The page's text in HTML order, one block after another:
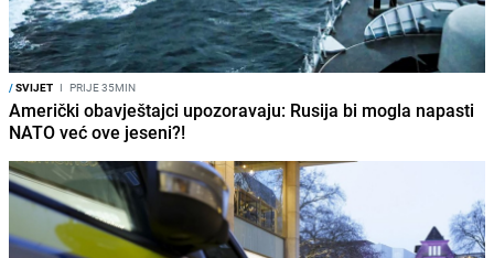
/SVIJET I PRIJE 35MIN
Američki obavještajci upozoravaju: Rusija bi mogla napasti
NATO već ove jeseni?!